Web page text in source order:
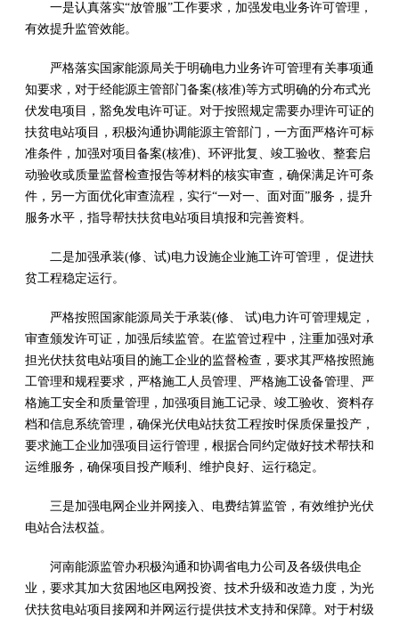
一是认真落实“放管服”工作要求，加强发电业务许可管理，
有效提升监管效能。
严格落实国家能源局关于明确电力业务许可管理有关事项通
知要求，对于经能源主管部门备案(核准)等方式明确的分布式光
伏发电项目，豁免发电许可证。对于按照规定需要办理许可证的
扶贫电站项目，积极沟通协调能源主管部门，一方面严格许可标
准条件，加强对项目备案(核准)、环评批复、竣工验收、整套启
动验收或质量监督检查报告等材料的核实审查，确保满足许可条
件，另一方面优化审查流程，实行“一对一、面对面”服务，提升
服务水平，指导帮扶扶贫电站项目填报和完善资料。
二是加强承装(修、试)电力设施企业施工许可管理， 促进扶
贫工程稳定运行。
严格按照国家能源局关于承装(修、 试)电力许可管理规定，
审查颁发许可证，加强后续监管。在监管过程中，注重加强对承
担光伏扶贫电站项目的施工企业的监督检查，要求其严格按照施
工管理和规程要求，严格施工人员管理、严格施工设备管理、严
格施工安全和质量管理，加强项目施工记录、竣工验收、资料存
档和信息系统管理，确保光伏电站扶贫工程按时保质保量投产，
要求施工企业加强项目运行管理，根据合同约定做好技术帮扶和
运维服务，确保项目投产顺利、维护良好、运行稳定。
三是加强电网企业并网接入、电费结算监管，有效维护光伏
电站合法权益。
河南能源监管办积极沟通和协调省电力公司及各级供电企
业，要求其加大贫困地区电网投资、技术升级和改造力度，为光
伏扶贫电站项目接网和并网运行提供技术支持和保障。对于村级